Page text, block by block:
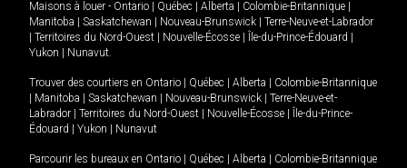
Maisons à louer - Ontario Québec Alberta Colombie-Britannique
Manitoba
Saskatchewan Nouveau-Brunswick
Terre-Neuve-et-Labrador
Territoires du Nord-Ouest Nouvelle-Écosse Île-du-Prince-Édouard
Yukon
Nunavut.
Trouver des courtiers en Ontario Québec Alberta
Colombie-Britannique
Manitoba Saskatchewan Nouveau-Brunswick
Terre-Neuve-et-
Labrador
Territoires du Nord-Ouest Nouvelle-Écosse
Île-du-Prince-
Édouard
Yukon Nunavut
Parcourir les bureaux en Ontario Québec Alberta
Colombie-Britannique